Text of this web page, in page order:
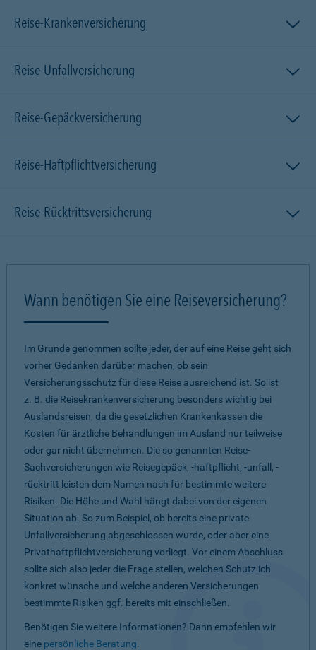
Reise-Krankenversicherung
Reise-Unfallversicherung
Reise-Gepäckversicherung
Reise-Haftpflichtversicherung
Reise-Rücktrittsversicherung
Wann benötigen Sie eine Reiseversicherung?
Im Grunde genommen sollte jeder, der auf eine Reise geht sich
vorher Gedanken darüber machen, ob sein
Versicherungsschutz für diese Reise ausreichend ist. So ist
z. B. die Reisekrankenversicherung besonders wichtig bei
Auslandsreisen, da die gesetzlichen Krankenkassen die
Kosten für ärztliche Behandlungen im Ausland nur teilweise
oder gar nicht übernehmen. Die so genannten Reise-
Sachversicherungen wie Reisegepäck, -haftpflicht, -unfall, -
rücktritt leisten dem Namen nach für bestimmte weitere
Risiken. Die Höhe und Wahl hängt dabei von der eigenen
Situation ab. So zum Beispiel, ob bereits eine private
Unfallversicherung abgeschlossen wurde, oder aber eine
Privathaftpflichtversicherung vorliegt. Vor einem Abschluss
sollte sich also jeder die Frage stellen, welchen Schutz ich
konkret wünsche und welche anderen Versicherungen
bestimmte Risiken ggf. bereits mit einschließen.
Benötigen Sie weitere Informationen? Dann empfehlen wir
eine persönliche Beratung.